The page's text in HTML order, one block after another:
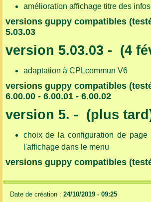
amélioration affichage titre des infos
versions guppy compatibles
5.03.03
version 5.03.03 - (4
adaptation à CPLcommun V6
versions guppy compatibles
6.00.00 - 6.00.01 - 6.00.02
version 5. - (plus
choix de la configuration de page
l'affichage dans le menu
versions guppy compatibles
Date de création : 24/10/2019 - 09:25